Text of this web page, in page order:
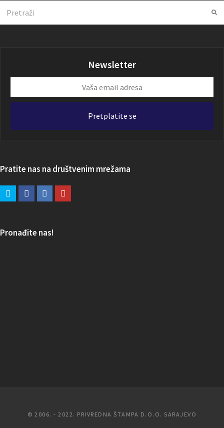
Newsletter
email
Pretplatite se
Pratite nas na društvenim mrežama
Pronađite nas!
© 2006. - 2022. PRIVREDNA ŠTAMPA D.O.O. SARAJEVO